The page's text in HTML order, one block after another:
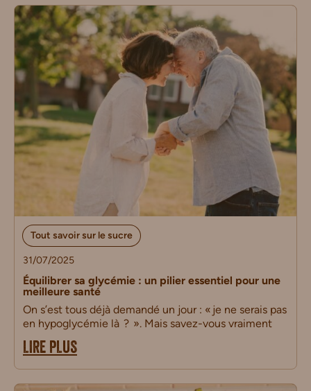
Tout savoir sur le sucre
31/07/2025
Équilibrer sa glycémie : un pilier essentiel pour une
meilleure santé
On s’est tous déjà demandé un jour : « je ne serais pas
en hypoglycémie là ? ». Mais savez-vous vraiment
LIRE PLUS